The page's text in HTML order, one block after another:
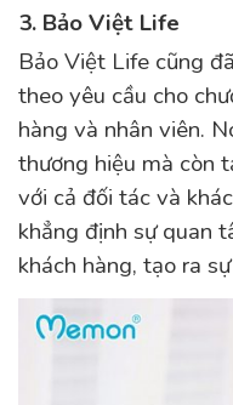
3. Bảo Việt Life
Bảo Việt Life cũng
theo yêu cầu cho
hàng và nhân viên.
thương hiệu mà còn
với cả đối tác và
khẳng định sự quan
khách hàng, tạo ra